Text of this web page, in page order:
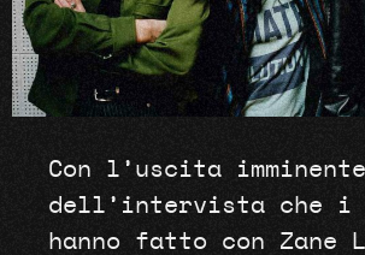
Con l’uscita imminente
dell’intervista che i
hanno fatto con Zane